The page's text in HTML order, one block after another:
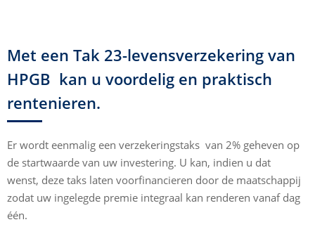
Met een Tak 23-levensverzekering van
HPGB kan u voordelig en praktisch
rentenieren.
Er wordt eenmalig een verzekeringstaks van 2% geheven op
de startwaarde van uw investering. U kan, indien u dat
wenst, deze taks laten voorfinancieren door de maatschappij
zodat uw ingelegde premie integraal kan renderen vanaf dag
één.